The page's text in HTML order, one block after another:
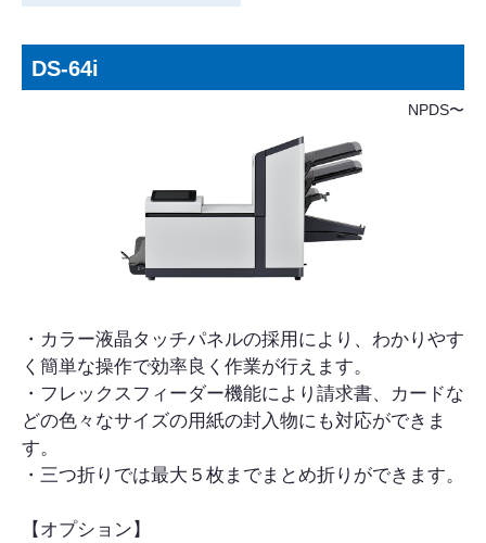
DS-64i
NPDS〜
・カラー液晶タッチパネルの採用により、わかりやす
く簡単な操作で効率良く作業が行えます。
・フレックスフィーダー機能により請求書、カードな
どの色々なサイズの用紙の封入物にも対応ができま
す。
・三つ折りでは最大５枚までまとめ折りができます。
【オプション】